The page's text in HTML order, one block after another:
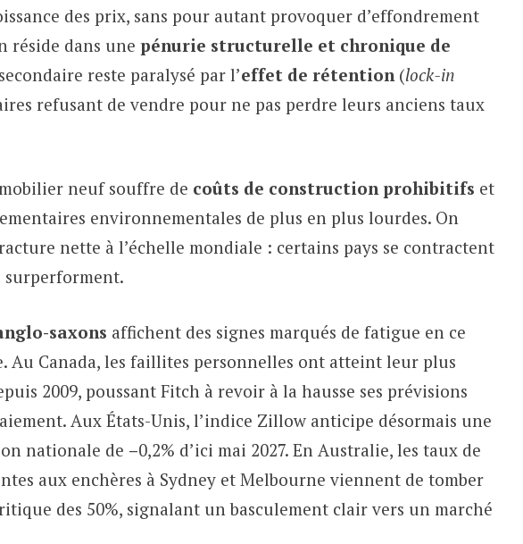
des prix, sans pour autant provoquer d’effondrement
réside dans une pénurie structurelle et chronique de
reste paralysé par l’effet de rétention (lock-in
refusant de vendre pour ne pas perdre leurs anciens taux
neuf souffre de coûts de construction prohibitifs et
environnementales de plus en plus lourdes. On
nette à l’échelle mondiale : certains pays se contractent
surperforment.
saxons affichent des signes marqués de fatigue en ce
Au Canada, les faillites personnelles ont atteint leur plus
2009, poussant Fitch à revoir à la hausse ses prévisions
Aux États-Unis, l’indice Zillow anticipe désormais une
nationale de –0,2% d’ici mai 2027. En Australie, les taux de
aux enchères à Sydney et Melbourne viennent de tomber
des 50%, signalant un basculement clair vers un marché